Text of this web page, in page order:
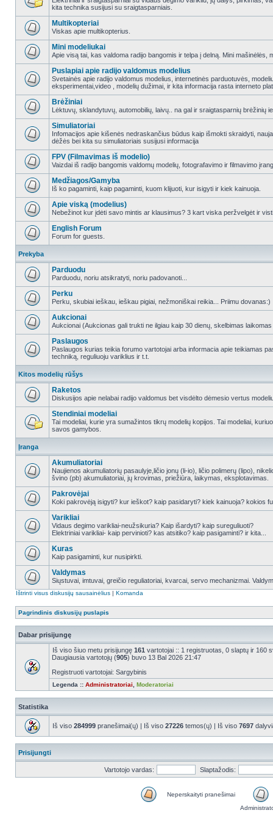
kita technika susijusi su sraigtasparniais.
Multikopteriai
Viskas apie multikopterius.
Mini modeliukai
Apie visą tai, kas valdoma radijo bangomis ir telpa į delną. Mini mašinėlės,
Puslapiai apie radijo valdomus modelius
Svetainės apie radijo valdomus modelius, internetinės parduotuvės,
eksperimentai,video , modelių dužimai, ir kita informacija rasta interneto
Brėžiniai
Lėktuvų, sklandytuvų, automobilių, laivų.. na gal ir sraigtasparnių brėžinių
Simuliatoriai
Infomacijos apie kišenės nedraskančius būdus kaip išmokti skraidyti,
dėžės bei kita su simuliatoriais susijusi informacija
FPV (Filmavimas iš modelio)
Vaizdai iš radijo bangomis valdomų modelių, fotografavimo ir filmavimo
Medžiagos/Gamyba
Iš ko pagaminti, kaip pagaminti, kuom klijuoti, kur isigyti ir kiek kainuoja.
Apie viską (modelius)
Nebežinot kur įdėti savo mintis ar klausimus? 3 kart viska peržvelgėt ir
English Forum
Forum for guests.
Prekyba
Parduodu
Parduodu, noriu atsikratyti, noriu padovanoti...
Perku
Perku, skubiai ieškau, ieškau pigiai, nežmoniškai reikia... Priimu dovanas:)
Aukcionai
Aukcionai (Aukcionas gali trukti ne ilgiau kaip 30 dienų, skelbimas
Paslaugos
Paslaugos kurias teikia forumo vartotojai arba informacia apie teikiamas
techniką, reguliuoju variklius ir t.t.
Kitos modelių rūšys
Raketos
Diskusijos apie nelabai radijo valdomus bet visdėlto dėmesio vertus
Stendiniai modeliai
Tai modeliai, kurie yra sumažintos tikrų modelių kopijos. Tai modeliai,
savos gamybos.
Įranga
Akumuliatoriai
Naujienos akumuliatorių pasaulyje,ličio jonų (li-io), ličio polimerų (lipo),
švino (pb) akumuliatoriai, jų krovimas, priežiūra, laikymas, eksplotavimas.
Pakrovėjai
Koki pakrovėją isigyti? kur ieškot? kaip pasidaryti? kiek kainuoja? kokios
Varikliai
Vidaus degimo varikliai-neužsikuria? Kaip išardyti? kaip sureguliuoti?
Elektriniai varikliai- kaip pervinioti? kas atsitiko? kaip pasigaminti? ir kita...
Kuras
Kaip pasigaminti, kur nusipirkti.
Valdymas
Siųstuvai, imtuvai, greičio reguliatoriai, kvarcai, servo mechanizmai.
Ištrinti visus diskusijų sausainėlius | Komanda
Pagrindinis diskusijų puslapis
Dabar prisijungę
Iš viso šiuo metu prisijungę 161 vartotojai :: 1 registruotas, 0 slaptų ir 160
Daugiausia vartotojų (905) buvo 13 Bal 2026 21:47
Registruoti vartotojai: Sargybinis
Legenda :: Administratoriai Moderatoriai
Statistika
Iš viso 284999 pranešimai(ų) | Iš viso 27226 temos(ų) | Iš viso 7697
Prisijungti
Vartotojo vardas: Slaptažodis:
Neperskaityti pranešimai